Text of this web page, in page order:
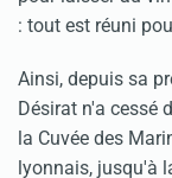
: tout est réuni
Ainsi, depuis sa
Désirat n'a cessé
la Cuvée des
lyonnais, jusqu'à